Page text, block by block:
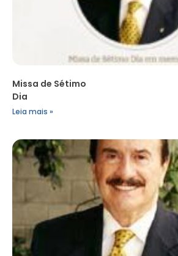
Missa de Sétimo
Dia
Leia mais »